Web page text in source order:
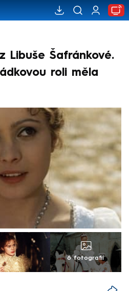
Libuše Šafránkové.
roli měla
6 fotografií